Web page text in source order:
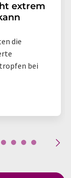
extrem
die
bei